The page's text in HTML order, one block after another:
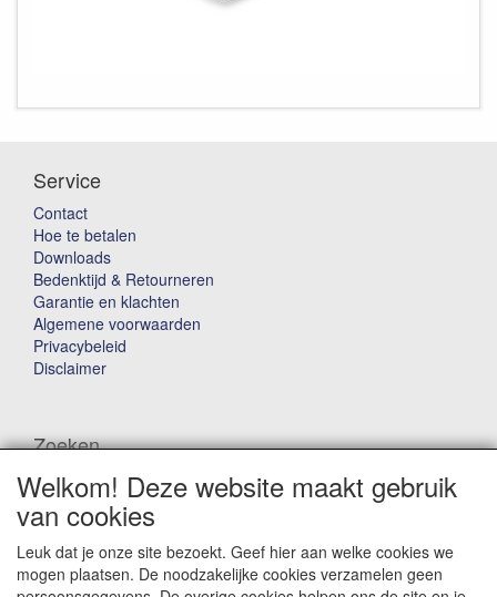
Service
Contact
Hoe te betalen
Downloads
Bedenktijd & Retourneren
Garantie en klachten
Algemene voorwaarden
Privacybeleid
Disclaimer
Zoeken
Waar ben je naar op zoek?
Welkom! Deze website maakt gebruik
van cookies
Leuk dat je onze site bezoekt. Geef hier aan welke cookies we
mogen plaatsen. De noodzakelijke cookies verzamelen geen